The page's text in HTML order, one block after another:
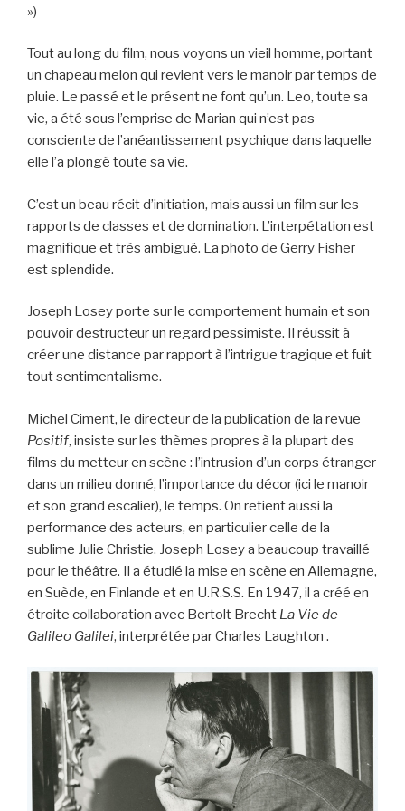
»)
Tout au long du film, nous voyons un vieil homme, portant
un chapeau melon qui revient vers le manoir par temps de
pluie. Le passé et le présent ne font qu’un. Leo, toute sa
vie, a été sous l’emprise de Marian qui n’est pas
consciente de l’anéantissement psychique dans laquelle
elle l’a plongé toute sa vie.
C’est un beau récit d’initiation, mais aussi un film sur les
rapports de classes et de domination. L’interpétation est
magnifique et très ambiguë. La photo de Gerry Fisher
est splendide.
Joseph Losey porte sur le comportement humain et son
pouvoir destructeur un regard pessimiste. Il réussit à
créer une distance par rapport à l’intrigue tragique et fuit
tout sentimentalisme.
Michel Ciment, le directeur de la publication de la revue
Positif, insiste sur les thèmes propres à la plupart des
films du metteur en scène : l’intrusion d’un corps étranger
dans un milieu donné, l’importance du décor (ici le manoir
et son grand escalier), le temps. On retient aussi la
performance des acteurs, en particulier celle de la
sublime Julie Christie. Joseph Losey a beaucoup travaillé
pour le théâtre. Il a étudié la mise en scène en Allemagne,
en Suède, en Finlande et en U.R.S.S. En 1947, il a créé en
étroite collaboration avec Bertolt Brecht La Vie de
Galileo Galilei, interprétée par Charles Laughton .